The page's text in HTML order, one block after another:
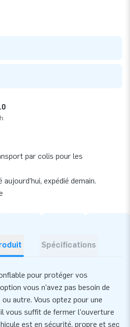
par colis pour les
expédié demain.
Spécifications
pour protéger vos
vous n'avez pas besoin de
autre. Vous optez pour une
vous suffit de fermer l'ouverture
est en sécurité, propre et sec